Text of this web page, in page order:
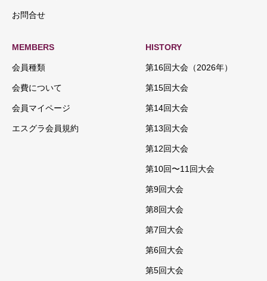
お問合せ
MEMBERS
会員種類
会費について
会員マイページ
エスグラ会員規約
HISTORY
第16回大会（2026年）
第15回大会
第14回大会
第13回大会
第12回大会
第10回〜11回大会
第9回大会
第8回大会
第7回大会
第6回大会
第5回大会